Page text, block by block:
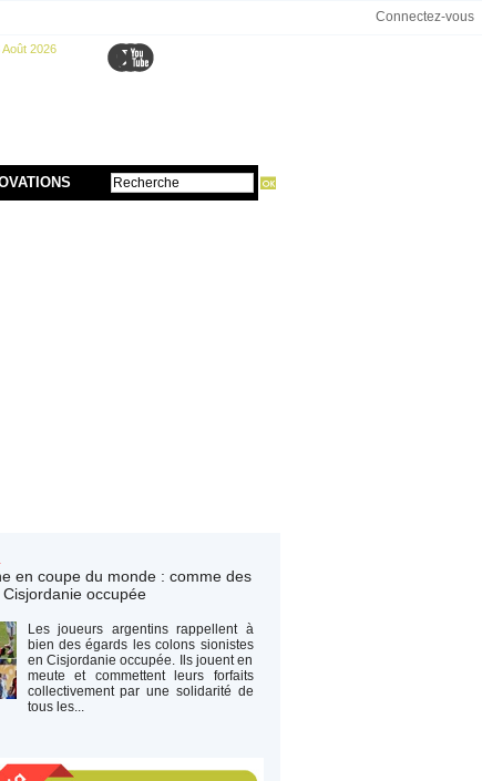
Connectez-vous
2026
en coupe du monde : comme des
occupée
Les joueurs argentins rappellent à
bien des égards les colons sionistes
en Cisjordanie occupée. Ils jouent en
meute et commettent leurs forfaits
collectivement par une solidarité de
tous les...